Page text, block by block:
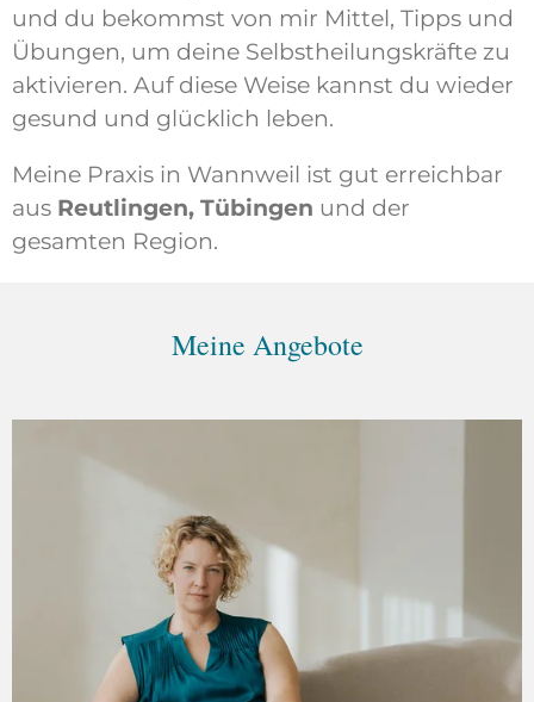
und du bekommst von mir Mittel, Tipps und
Übungen, um deine Selbstheilungskräfte zu
aktivieren. Auf diese Weise kannst du wieder
gesund und glücklich leben.
Meine Praxis in Wannweil ist gut erreichbar
aus Reutlingen, Tübingen und der
gesamten Region.
Meine Angebote